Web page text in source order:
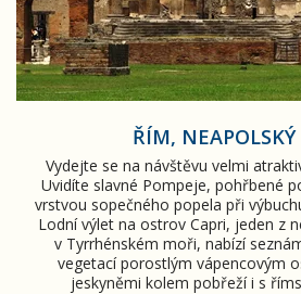
ŘÍM,
Vydejte se na návštěvu velmi
Uvidíte slavné Pompeje, pohřbené
vrstvou sopečného popela při
Lodní výlet na ostrov Capri, jeden z
v Tyrrhénském moři, nabízí
vegetací porostlým vápencovým
jeskyněmi kolem pobřeží i s